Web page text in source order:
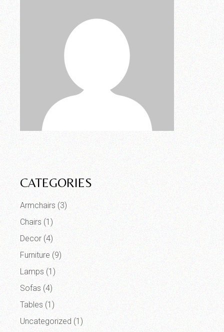
CATEGORIES
Armchairs(3)
Chairs(1)
Decor(4)
Furniture (9)
Lamps (1)
Sofas(4)
Tables (1)
Uncategorized (1)